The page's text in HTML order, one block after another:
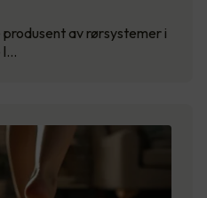
av rørsystemer i
l…